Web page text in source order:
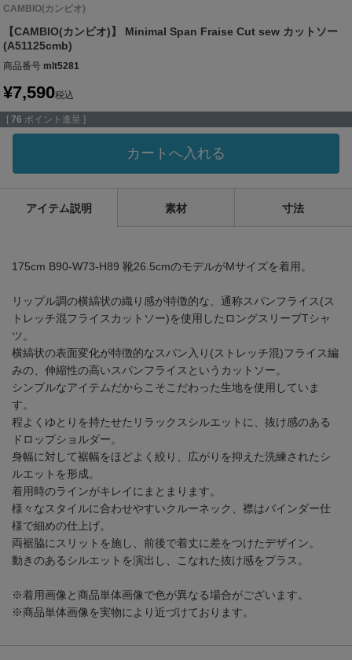
CAMBIO(カンビオ)
【CAMBIO(カンビオ)】 Minimal Span Fraise Cut sew カットソー
(A51125cmb)
商品番号 mlt5281
¥7,590税込
[ 76 ポイント進呈 ]
カートへ入れる
アイテム説明 素材 寸法
175cm B90-W73-H89 靴26.5cmのモデルがMサイズを着用。
リップル調の横縞状の織り感が特徴的な、通称スパンフライス(ス
トレッチ混フライスカットソー)を使用したロングスリーブTシャ
ツ。
横縞状の表面変化が特徴的なスパン入り(ストレッチ混)フライス編
みの、伸縮性の高いスパンフライスというカットソー。
シンプルなアイテムだからこそこだわった生地を使用していま
す。
程よくゆとりを持たせたリラックスシルエットに、抜け感のある
ドロップショルダー。
身幅に対して裾幅をほどよく絞り、広がりを抑えた洗練されたシ
ルエットを形成。
着用時のラインがキレイにまとまります。
様々なスタイルに合わせやすいクルーネック、襟はバインダー仕
様で細めの仕上げ。
両裾脇にスリットを施し、前後で着丈に差をつけたデザイン。
動きのあるシルエットを演出し、こなれた抜け感をプラス。
※着用画像と商品単体画像で色が異なる場合がございます。
※商品単体画像を実物により近づけております。